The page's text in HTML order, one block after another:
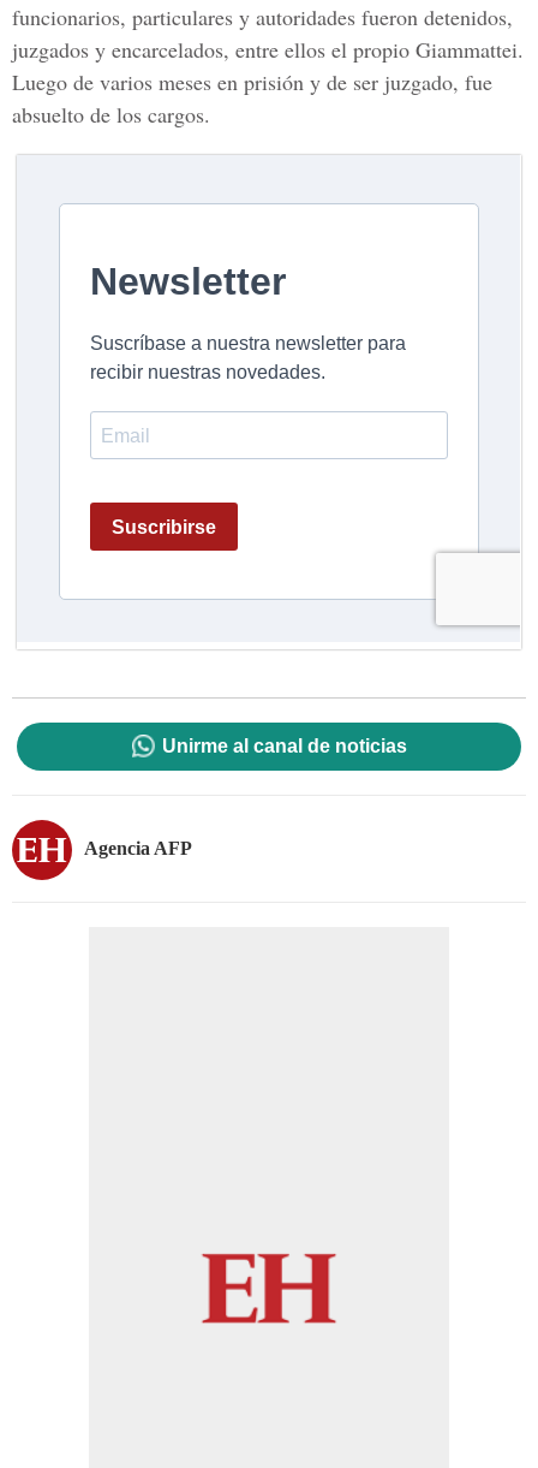
funcionarios, particulares y autoridades fueron detenidos,
juzgados y encarcelados, entre ellos el propio Giammattei.
Luego de varios meses en prisión y de ser juzgado, fue
absuelto de los cargos.
Unirme al canal de noticias
Agencia AFP